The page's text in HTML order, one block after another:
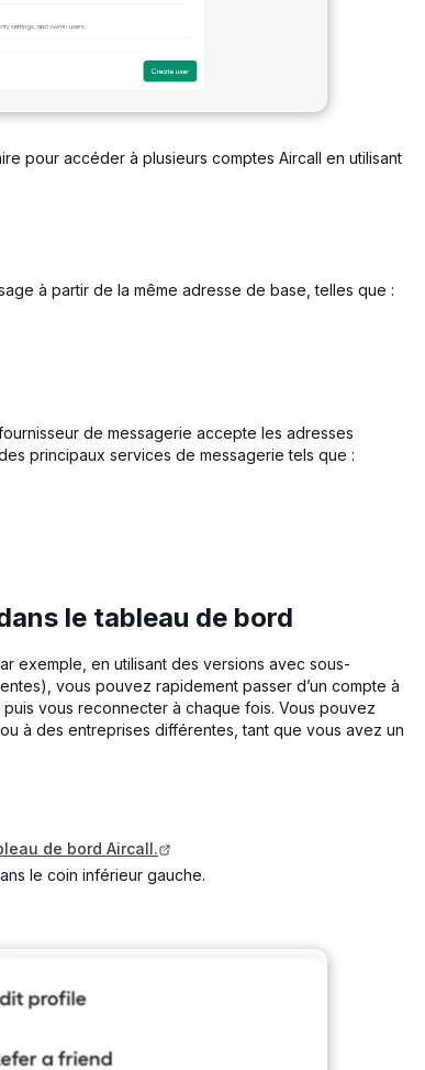
pour accéder à plusieurs comptes Aircall en utilisant
à partir de la même adresse de base, telles que :
de messagerie accepte les adresses
principaux services de messagerie tels que :
le tableau de bord
exemple, en utilisant des versions avec sous-
vous pouvez rapidement passer d’un compte à
vous reconnecter à chaque fois. Vous pouvez
à des entreprises différentes, tant que vous avez un
de bord Aircall.
le coin inférieur gauche.